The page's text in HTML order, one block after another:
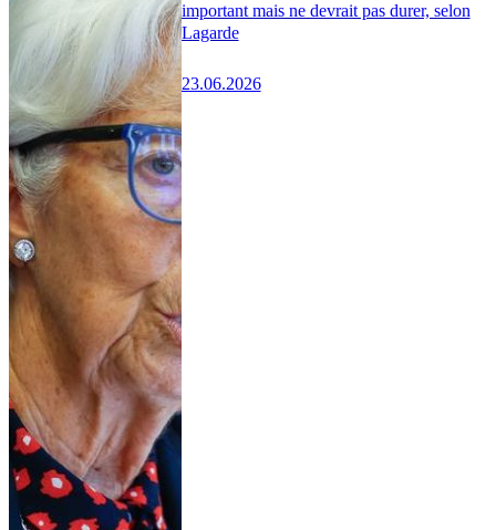
important mais ne devrait pas durer, selon
Lagarde
23.06.2026